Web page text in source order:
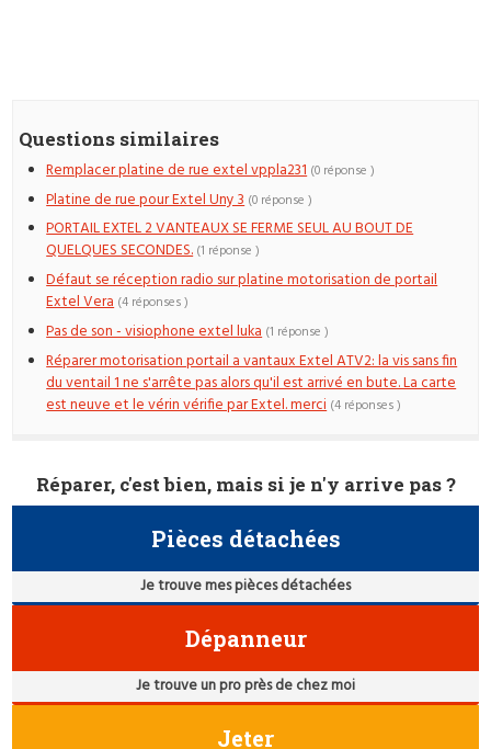
Questions similaires
Remplacer platine de rue extel vppla231 (0 réponse )
Platine de rue pour Extel Uny 3 (0 réponse )
PORTAIL EXTEL 2 VANTEAUX SE FERME SEUL AU BOUT DE
QUELQUES SECONDES. (1 réponse )
Défaut se réception radio sur platine motorisation de portail
Extel Vera (4 réponses )
Pas de son - visiophone extel luka (1 réponse )
Réparer motorisation portail a vantaux Extel ATV2: la vis sans fin
du ventail 1 ne s'arrête pas alors qu'il est arrivé en bute. La carte
est neuve et le vérin vérifie par Extel. merci (4 réponses )
Réparer, c'est bien, mais si je n'y arrive pas ?
Pièces détachées
Je trouve mes pièces détachées
Dépanneur
Je trouve un pro près de chez moi
Jeter